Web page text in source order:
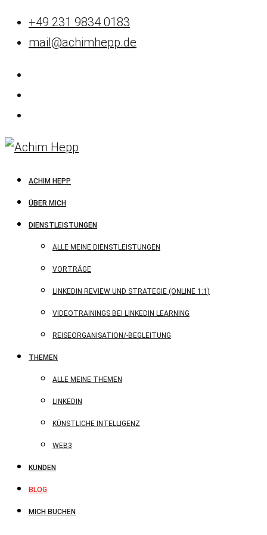
+49 231 9834 0183
mail@achimhepp.de
ACHIM HEPP
ÜBER MICH
DIENSTLEISTUNGEN
ALLE MEINE DIENSTLEISTUNGEN
VORTRÄGE
LINKEDIN REVIEW UND STRATEGIE (ONLINE 1:1)
VIDEOTRAININGS BEI LINKEDIN LEARNING
REISEORGANISATION/-BEGLEITUNG
THEMEN
ALLE MEINE THEMEN
LINKEDIN
KÜNSTLICHE INTELLIGENZ
WEB3
KUNDEN
BLOG
MICH BUCHEN